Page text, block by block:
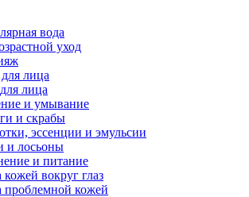
вода
уход
лица
лица
и умывание
и скрабы
эссенции и эмульсии
и лосьоны
и питание
кожей вокруг глаз
проблемной кожей